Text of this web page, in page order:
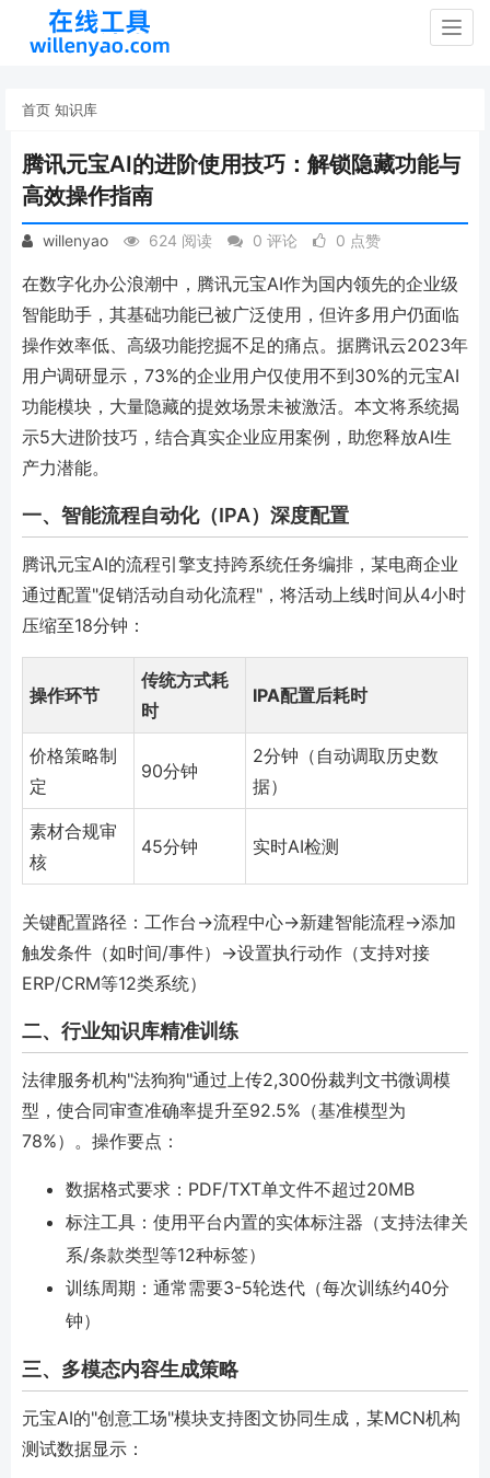
首页 知识库
腾讯元宝AI的进阶使用技巧：解锁隐藏功能与
高效操作指南
willenyao 624 阅读 0 评论 0 点赞
在数字化办公浪潮中，腾讯元宝AI作为国内领先的企业级
智能助手，其基础功能已被广泛使用，但许多用户仍面临
操作效率低、高级功能挖掘不足的痛点。据腾讯云2023年
用户调研显示，73%的企业用户仅使用不到30%的元宝AI
功能模块，大量隐藏的提效场景未被激活。本文将系统揭
示5大进阶技巧，结合真实企业应用案例，助您释放AI生
产力潜能。
一、智能流程自动化（IPA）深度配置
腾讯元宝AI的流程引擎支持跨系统任务编排，某电商企业
通过配置"促销活动自动化流程"，将活动上线时间从4小时
压缩至18分钟：
操作环节
传统方式耗
时
IPA配置后耗时
价格策略制
定
90分钟
2分钟（自动调取历史数
据）
素材合规审
核
45分钟 实时AI检测
关键配置路径：工作台→流程中心→新建智能流程→添加
触发条件（如时间/事件）→设置执行动作（支持对接
ERP/CRM等12类系统）
二、行业知识库精准训练
法律服务机构"法狗狗"通过上传2,300份裁判文书微调模
型，使合同审查准确率提升至92.5%（基准模型为
78%）。操作要点：
数据格式要求：PDF/TXT单文件不超过20MB
标注工具：使用平台内置的实体标注器（支持法律关
系/条款类型等12种标签）
训练周期：通常需要3-5轮迭代（每次训练约40分
钟）
三、多模态内容生成策略
元宝AI的"创意工场"模块支持图文协同生成，某MCN机构
测试数据显示：